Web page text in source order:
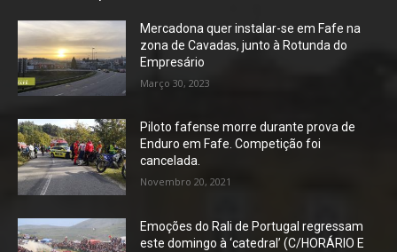
Mercadona quer instalar-se em Fafe na
zona de Cavadas, junto à Rotunda do
Empresário
Março 30, 2023
Piloto fafense morre durante prova de
Enduro em Fafe. Competição foi
cancelada.
Novembro 20, 2021
Emoções do Rali de Portugal regressam
este domingo à ‘catedral’ (C/HORÁRIO E